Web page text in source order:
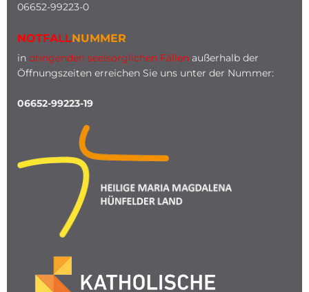
06652-99223-0
NOTFALLNUMMER
in dringenden seelsorglichen Fällen außerhalb der
Öffnungszeiten erreichen Sie uns unter der Nummer:
06652-99223-19